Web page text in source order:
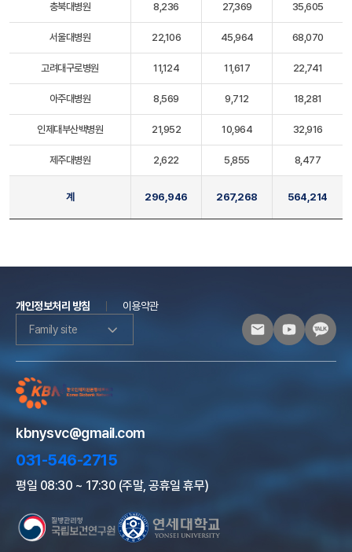
충북대병원 8,236 27,369 35,605
서울대병원 22,106 45,964 68,070
고려대구로병원 11,124 11,617 22,741
아주대병원 8,569 9,712 18,281
인제대부산백병원 21,952 10,964 32,916
제주대병원 2,622 5,855 8,477
계 296,946 267,268 564,214
개인정보처리 방침
이용약관
Family site
kbnysvc@gmail.com
031-546-2715
평일 08:30 ~ 17:30 (주말, 공휴일 휴무)